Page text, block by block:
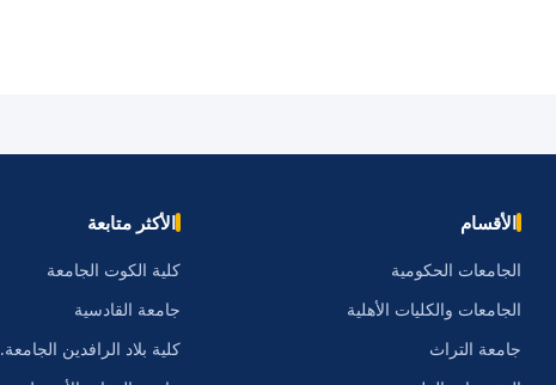
الأقسام
الجامعات الحكومية
الجامعات والكليات الأهلية
جامعة التراث
الأكثر متابعة
كلية الكوت الجامعة
جامعة القادسية
كلية بلاد الرافدين الجامعة.